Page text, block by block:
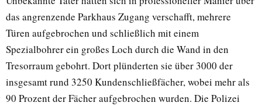
das angrenzende Parkhaus Zugang verschafft, mehrere
Türen aufgebrochen und schließlich mit einem
Spezialbohrer ein großes Loch durch die Wand in den
Tresorraum gebohrt. Dort plünderten sie über 3000 der
insgesamt rund 3250 Kundenschließfächer, wobei mehr als
90 Prozent der Fächer aufgebrochen wurden. Die Polizei